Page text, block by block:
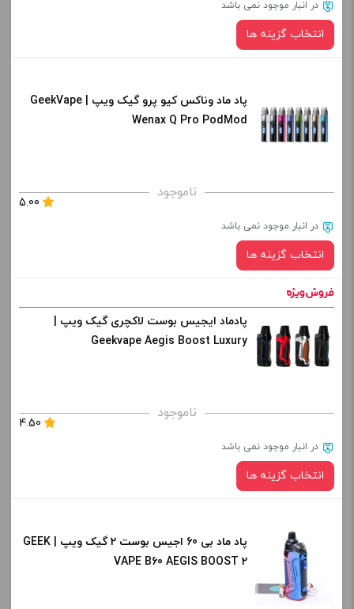
+
در انبار موجود نمی باشد
انتخاب گزینه ها
رنگ:
برای فعال شدن سبد خرید و نمایش قیمت ، گزینه های محصول را
+
پاد ماد وناکس کیو پرو گیک ویپ | GeekVape
Wenax Q Pro PodMod
ناموجود
5.00
در انبار موجود نمی باشد
انتخاب گزینه ها
رنگ:
برای فعال شدن سبد خرید و نمایش قیمت ، گزینه های محصول را
+
پادماد ایجیس بوست لاکچری گیک ویپ |
Geekvape Aegis Boost Luxury
ناموجود
4.50
در انبار موجود نمی باشد
انتخاب گزینه ها
رنگ:
پاد ماد بی 60 اجیس بوست 2 گیک ویپ | GEEK
VAPE B60 AEGIS BOOST 2